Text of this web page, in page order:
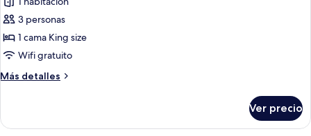
las
fotos
de
Suite
Deluxe
3 personas
1 cama King size
Wifi gratuito
Más detalles
Más
Deluxe
Ver precio